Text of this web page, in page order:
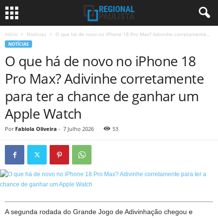
Início Notícias O que há de novo no iPhone 18 Pro Max? Adivinhe corretamente...
NOTÍCIAS
O que há de novo no iPhone 18
Pro Max? Adivinhe corretamente
para ter a chance de ganhar um
Apple Watch
Por Fabiola Oliveira - 7 Julho 2026 53
A segunda rodada do Grande Jogo de Adivinhação chegou e